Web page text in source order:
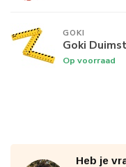
GOKI
Goki
Op voorraad
Heb je